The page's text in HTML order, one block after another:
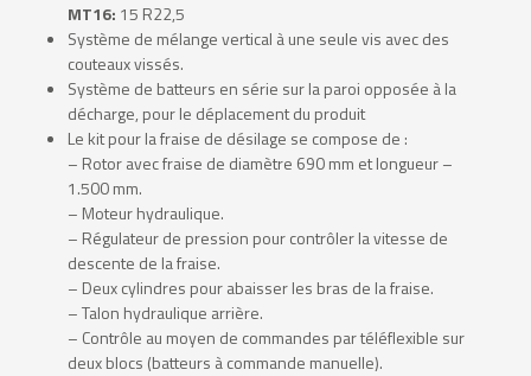
MT16: 15 R22,5
Système de mélange vertical à une seule vis avec des
couteaux vissés.
Système de batteurs en série sur la paroi opposée à la
décharge, pour le déplacement du produit
Le kit pour la fraise de désilage se compose de :
– Rotor avec fraise de diamètre 690 mm et longueur –
1.500 mm.
– Moteur hydraulique.
– Régulateur de pression pour contrôler la vitesse de
descente de la fraise.
– Deux cylindres pour abaisser les bras de la fraise.
– Talon hydraulique arrière.
– Contrôle au moyen de commandes par téléflexible sur
deux blocs (batteurs à commande manuelle).